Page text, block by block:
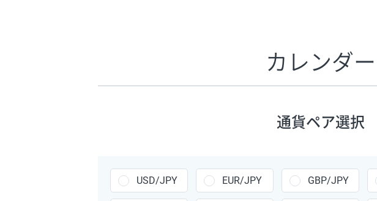
あたりの
ポイント
GBP/JPY 170円
カレンダー
通貨ペア選択
USD/JPY EUR/JPY GBP/JPY